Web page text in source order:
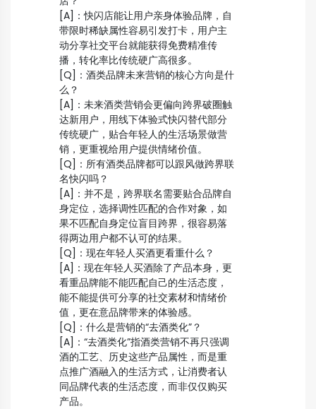
[A]：快闪店能让用户亲身体验品牌，自
带限时稀缺属性容易引发打卡，用户主
动分享社交平台就能获得免费精准传
播，转化率比传统硬广高很多。
[Q]：酒类品牌未来营销的核心方向是什
么？
[A]：未来酒类营销会更偏向跨界破圈触
达新用户，用线下体验式快闪替代部分
传统硬广，贴合年轻人的生活场景做营
销，更重视给用户提供情绪价值。
[Q]：所有酒类品牌都可以跟风做跨界联
名快闪吗？
[A]：并不是，跨界联名需要贴合品牌自
身定位，选择调性匹配的合作对象，如
果不匹配自身定位盲目跨界，很容易落
得两边用户都不认可的结果。
[Q]：现在年轻人买酒更看重什么？
[A]：现在年轻人买酒除了产品本身，更
看重品牌能不能匹配自己的生活态度，
能不能提供可分享的社交素材和情绪价
值，更在意品牌带来的体验感。
[Q]：什么是营销的“去酒类化”？
[A]：“去酒类化”指酒类营销不再只强调
酒的工艺、历史这些产品属性，而是重
点推广酒融入的生活方式，让消费者认
同品牌代表的生活态度，而非仅仅购买
产品。